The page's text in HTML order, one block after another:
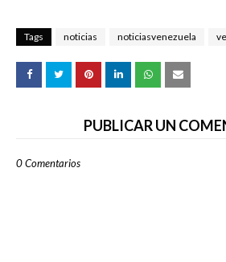
Tags noticias noticiasvenezuela
PUBLICAR UN
0 Comentarios